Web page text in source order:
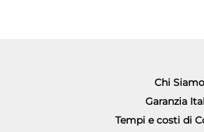
Chi Siamo
Garanzia
Tempi e costi di